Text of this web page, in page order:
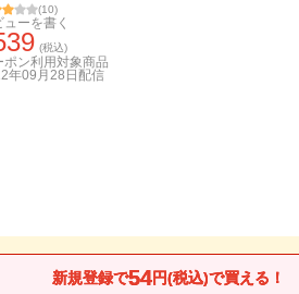
(10)
ューを書く
(税込)
ポン利用対象商品
年09月28日 配信
新規登録で54円(税込)で買える！